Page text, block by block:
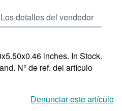
5
de
estrellas
Los detalles del vendedor
inches. In Stock.
N° de ref. del artículo
Denunciar este artículo